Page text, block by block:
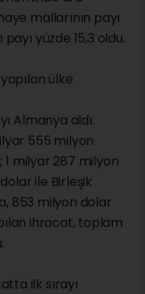
mallarının payı
yüzde 15,3 oldu.
ülke
Almanya aldı.
555 milyon
1 milyar 287 milyon
ile Birleşik
853 milyon dolar
ihracat, toplam
ilk sırayı